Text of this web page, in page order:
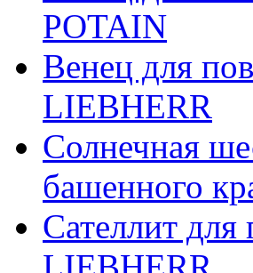
POTAIN
Венец для
LIEBHERR
Солнечная
башенного
Сателлит для